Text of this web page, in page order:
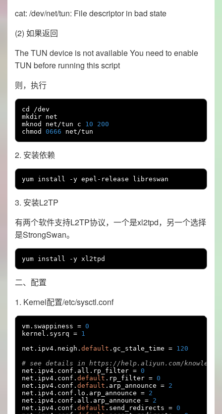
cat: /dev/net/tun: File descriptor in bad state
(2) 如果返回
The TUN device is not available You need to enable
TUN before running this script
则，执行
cd /dev
mkdir net
mknod net/tun c 10
200
chmod 0666 net/tun
2. 安装依赖
yum install -y epel - release libreswan
3. 安装L2TP
有两个软件支持L2TP协议，一个是xl2tpd，另一个选择
是StrongSwan。
yum install -y xl2tpd
二、配置
1. Kernel配置/etc/sysctl.conf
vm . swappiness = 0
kernel . sysrq = 1
net . ipv4 . neigh . default . gc_stale_time = 120
# see details in https://help.aliyun.com/
net . ipv4 . conf . all . rp_filter = 0
net . ipv4 . conf . default . rp_filter = 0
net . ipv4 . conf . default . arp_announce = 2
net . ipv4 . conf . lo . arp_announce = 2
net . ipv4 . conf . all . arp_announce = 2
net . ipv4 . conf . default . send_redirects = 0